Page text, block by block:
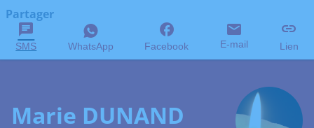
Partager
SMS WhatsApp Facebook E-mail Lien
Marie DUNAND